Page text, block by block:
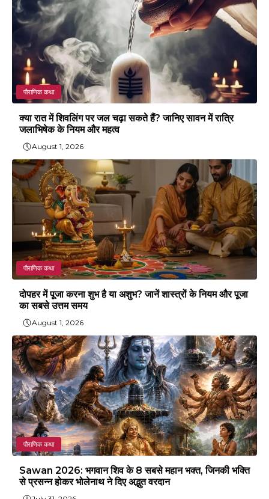
पौराणिक कथा
क्या रात में शिवलिंग पर जल चढ़ा सकते हैं? जानिए सावन में रात्रि
जलाभिषेक के नियम और महत्व
August 1, 2026
पौराणिक कथा
दोपहर में पूजा करना शुभ है या अशुभ? जानें शास्त्रों के नियम और पूजा
का सबसे उत्तम समय
August 1, 2026
पौराणिक कथा
Sawan 2026: भगवान शिव के 8 सबसे महान भक्त, जिनकी भक्ति
से प्रसन्न होकर भोलेनाथ ने दिए अद्भुत वरदान